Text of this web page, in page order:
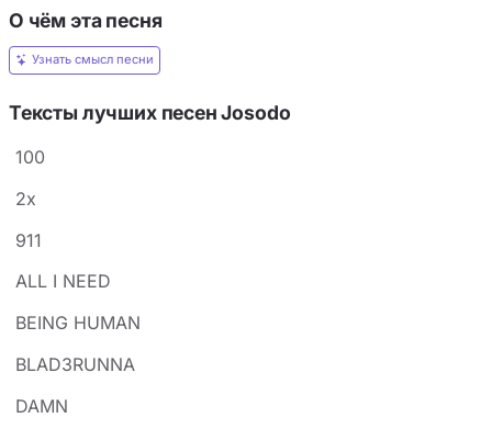
О чём эта песня
Узнать смысл песни
Тексты лучших песен Josodo
100
2x
911
ALL I NEED
BEING HUMAN
BLAD3RUNNA
DAMN